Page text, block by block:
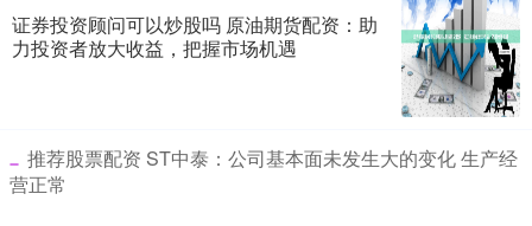
证券投资顾问可以炒股吗 原油期货配资：助
力投资者放大收益，把握市场机遇
​推荐股票配资 ST中泰：公司基本面未发生大的变化 生产经
营正常